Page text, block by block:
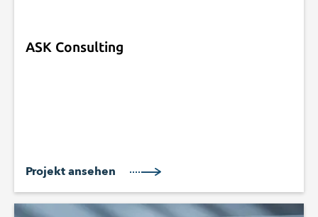
ASK Consulting
Projekt ansehen